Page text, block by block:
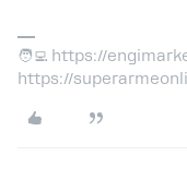
🧑‍💻 https://
https://